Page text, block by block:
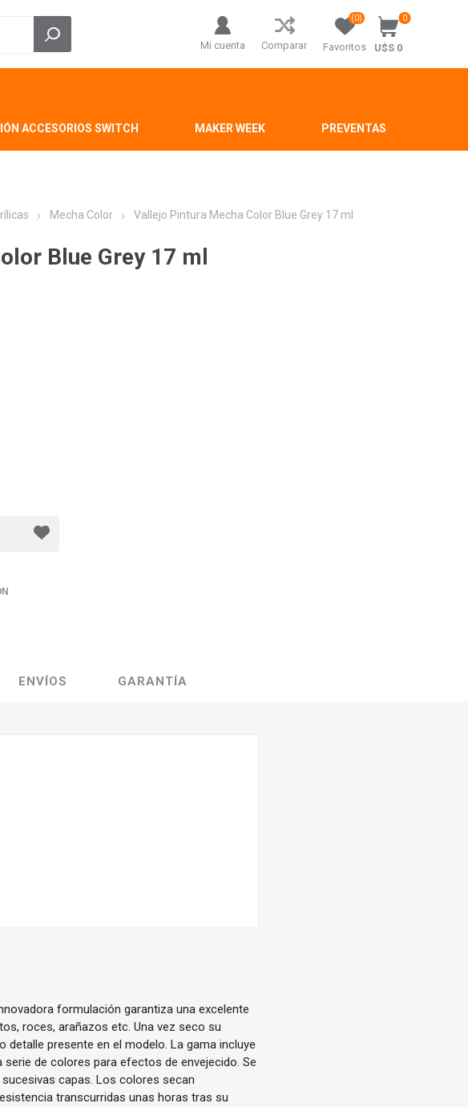
Mi cuenta Comparar Favoritos
(0) 0
U$S 0
ACCESORIOS SWITCH MAKER WEEK PREVENTAS
Mecha Color Vallejo Pintura Mecha Color Blue Grey 17 ml
Blue Grey 17 ml
ENVÍOS GARANTÍA
formulación garantiza una excelente
roces, arañazos etc. Una vez seco su
presente en el modelo. La gama incluye
de colores para efectos de envejecido. Se
capas. Los colores secan
transcurridas unas horas tras su